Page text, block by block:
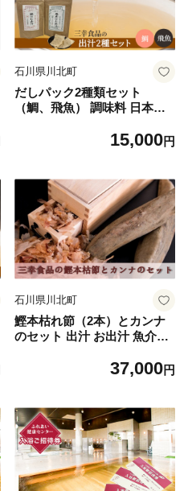
石川県川北町
だしパック2種類セット
（鯛、飛魚） 調味料 日本料
汁 化学調味料無添加 国産連
出汁 煮物 風味 香り 食品
15,000円
石川県川北町
鰹本枯れ節（2本）とカンナ
のセット 出汁 お出汁 魚介出
たて 削りたての香り かつお
削り器具
37,000円